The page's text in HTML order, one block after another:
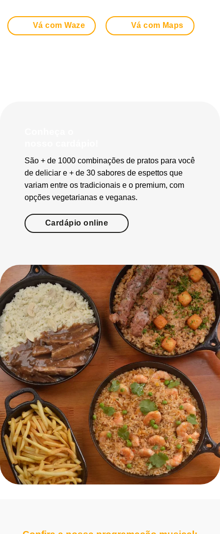
Vá com Waze Vá com Maps
São + de 1000 combinações de pratos para você
de deliciar e + de 30 sabores de espettos que
variam entre os tradicionais e o premium, com
opções vegetarianas e veganas.
Cardápio online